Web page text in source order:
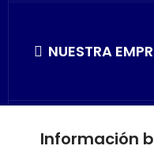
NUESTRA
SU CUENTA
Información